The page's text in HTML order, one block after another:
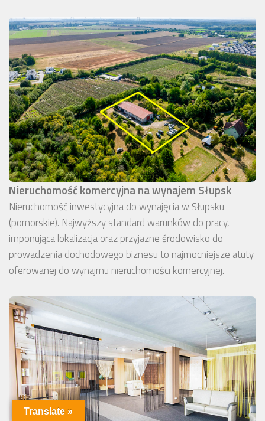
Nieruchomość komercyjna na wynajem Słupsk
Nieruchomość inwestycyjna do wynajęcia w Słupsku
(pomorskie). Najwyższy standard warunków do pracy,
imponująca lokalizacja oraz przyjazne środowisko do
prowadzenia dochodowego biznesu to najmocniejsze atuty
oferowanej do wynajmu nieruchomości komercyjnej.
Translate »